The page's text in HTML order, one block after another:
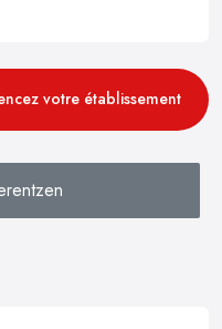
votre établissement